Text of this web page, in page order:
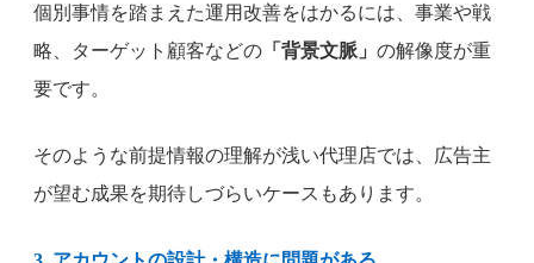
個別事情を踏まえた運用改善をはかるには、事業や戦
略、ターゲット顧客などの 「背景文脈」 の解像度が重
要です。
そのような前提情報の理解が浅い代理店では、広告主
が望む成果を期待しづらいケースもあります。